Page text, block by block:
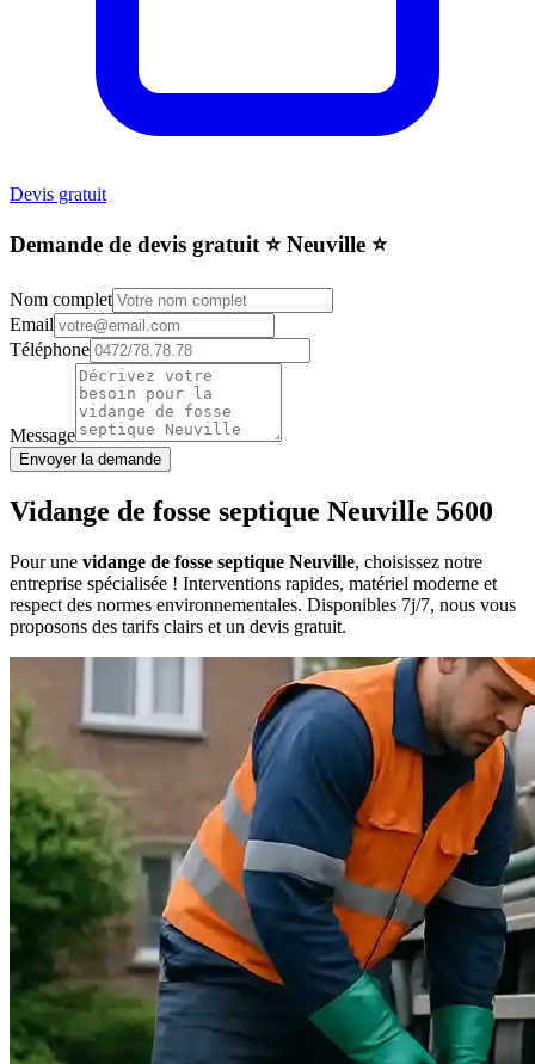
Devis gratuit
Demande de devis gratuit ⭐️ Neuville ⭐️
Nom complet
Email
Téléphone
Message
Envoyer la demande
Vidange de fosse septique Neuville 5600
Pour une vidange de fosse septique Neuville, choisissez notre
entreprise spécialisée ! Interventions rapides, matériel moderne et
respect des normes environnementales. Disponibles 7j/7, nous vous
proposons des tarifs clairs et un devis gratuit.